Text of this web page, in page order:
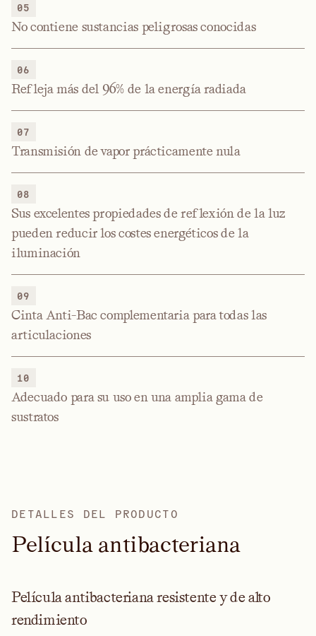
05
No contiene sustancias peligrosas conocidas
06
Refleja más del 96% de la energía radiada
07
Transmisión de vapor prácticamente nula
08
Sus excelentes propiedades de reflexión de la luz
pueden reducir los costes energéticos de la
iluminación
09
Cinta Anti-Bac complementaria para todas las
articulaciones
10
Adecuado para su uso en una amplia gama de
sustratos
DETALLES DEL PRODUCTO
Película antibacteriana
Película antibacteriana resistente y de alto
rendimiento